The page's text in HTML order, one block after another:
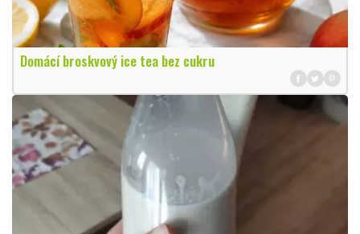
Domácí broskvový ice tea bez cukru